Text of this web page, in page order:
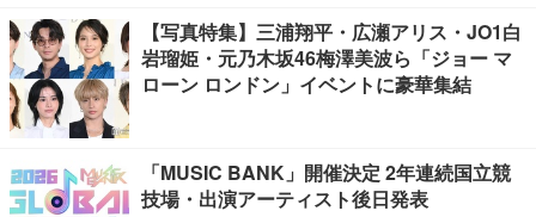
【写真特集】三浦翔平・広瀬アリス・JO1白
岩瑠姫・元乃木坂46梅澤美波ら「ジョー マ
ローン ロンドン」イベントに豪華集結
「MUSIC BANK」開催決定 2年連続国立競
技場・出演アーティスト後日発表